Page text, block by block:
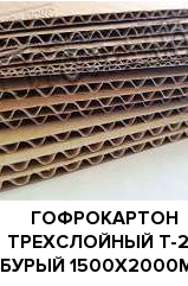
ГОФРОКАРТОН
ТРЕХСЛОЙНЫЙ Т-
БУРЫЙ